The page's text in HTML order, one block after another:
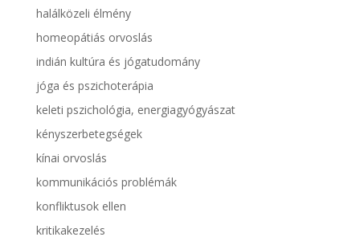
halálközeli élmény
homeopátiás orvoslás
indián kultúra és jógatudomány
jóga és pszichoterápia
keleti pszichológia, energiagyógyászat
kényszerbetegségek
kínai orvoslás
kommunikációs problémák
konfliktusok ellen
kritikakezelés